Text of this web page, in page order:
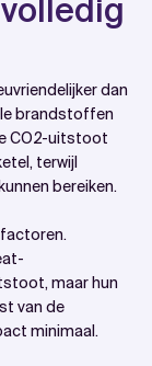
dan
brandstoffen
CO2-uitstoot
terwijl
bereiken.
maar hun
van de
minimaal.